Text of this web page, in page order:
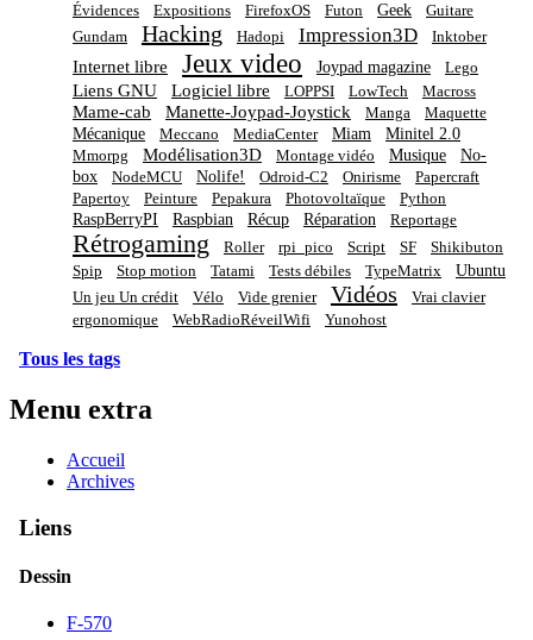
Évidences
Expositions FirefoxOS Futon Geek
Guitare
Gundam
Hacking Hadopi Impression3D Inktober
Internet libre Jeux video Joypad magazine Lego
Liens GNU Logiciel libre LOPPSI LowTech Macross
Mame-cab Manette-Joypad-Joystick Manga Maquette
Mécanique Meccano MediaCenter Miam Minitel 2.0
Mmorpg Modélisation3D Montage vidéo Musique
No-
box
NodeMCU Nolife! Odroid-C2 Onirisme
Papercraft
Papertoy
Peinture Pepakura Photovoltaïque Python
RaspBerryPI Raspbian Récup Réparation Reportage
Rétrogaming Roller rpi_pico Script SF
Shikibuton
Spip
Stop motion Tatami Tests débiles TypeMatrix Ubuntu
Un jeu Un crédit Vélo Vide grenier Vidéos
Vrai clavier
ergonomique
WebRadioRéveilWifi Yunohost
Tous les tags
Menu extra
Accueil
Archives
Liens
Dessin
F-570